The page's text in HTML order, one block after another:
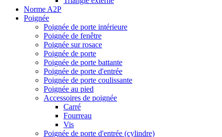
Norme A2P
Poignée
Poignée de porte intérieure
Poignée de fenêtre
Poignée sur rosace
Poignée de porte
Poignée de porte battante
Poignée de porte d'entrée
Poignée de porte coulissante
Poignée au pied
Accessoires de poignée
Carré
Fourreau
Vis
Poignée de porte d'entrée (cylindre)